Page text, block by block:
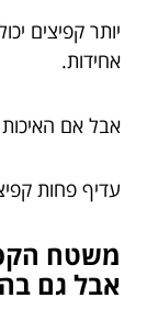
יותר קפיצים
אחידות.
אבל אם האיכות
עדיף פחות
משטח
אבל גם